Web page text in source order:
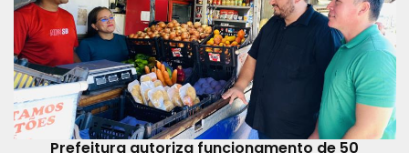
Prefeitura autoriza funcionamento de 50